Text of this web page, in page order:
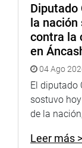
Diputado
la nación
contra la
en
04 Ago
El diputado
sostuvo
de la
Leer más >